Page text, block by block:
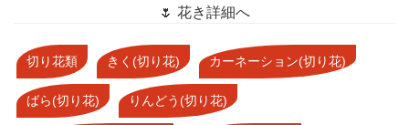
🌷 花き詳細へ
切り花類 きく(切り花) カーネーション(切り花)
ばら(切り花) りんどう(切り花)